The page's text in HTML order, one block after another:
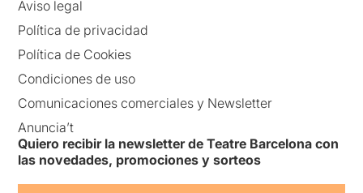
Aviso legal
Política de privacidad
Política de Cookies
Condiciones de uso
Comunicaciones comerciales y Newsletter
Anuncia’t
Quiero recibir la newsletter de Teatre Barcelona con
las novedades, promociones y sorteos